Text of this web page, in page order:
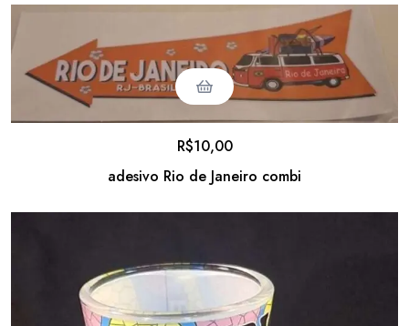
adesivo Rio de Janeiro combi
R$10,00